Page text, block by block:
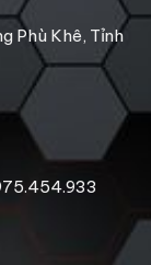
Phù Khê, Tỉnh